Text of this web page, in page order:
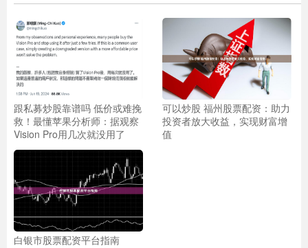
跟私募炒股靠谱吗 低价或难挽
救！最懂苹果分析师：据观察
Vision Pro用几次就没用了
可以炒股 福州股票配资：助力
投资者放大收益，实现财富增
值
白银市股票配资平台指南